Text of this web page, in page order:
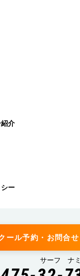
介
ー
ール予約・お問合せ
サーフ ナ